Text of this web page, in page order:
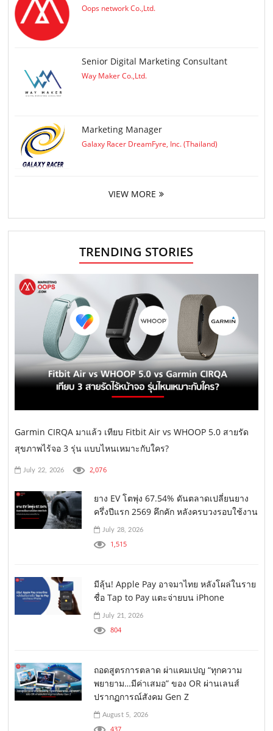
Oops network Co.,Ltd.
Senior Digital Marketing Consultant
Way Maker Co.,Ltd.
Marketing Manager
Galaxy Racer DreamFyre, Inc. (Thailand)
VIEW MORE
TRENDING STORIES
Garmin CIRQA มาแล้ว เทียบ Fitbit Air vs WHOOP 5.0 สายรัด
สุขภาพไร้จอ 3 รุ่น แบบไหนเหมาะกับใคร?
July 22, 2026 2,076
ยาง EV โตพุ่ง 67.54% ดันตลาดเปลี่ยนยาง
ครึ่งปีแรก 2569 คึกคัก หลังครบวงรอบใช้งาน
July 28, 2026
1,515
มีลุ้น! Apple Pay อาจมาไทย หลังโผล่ในราย
ชื่อ Tap to Pay แตะจ่ายบน iPhone
July 21, 2026
804
ถอดสูตรการตลาด ผ่าแคมเปญ “ทุกความ
พยายาม…มีค่าเสมอ” ของ OR ผ่านเลนส์
ปรากฏการณ์สังคม Gen Z
August 5, 2026
437